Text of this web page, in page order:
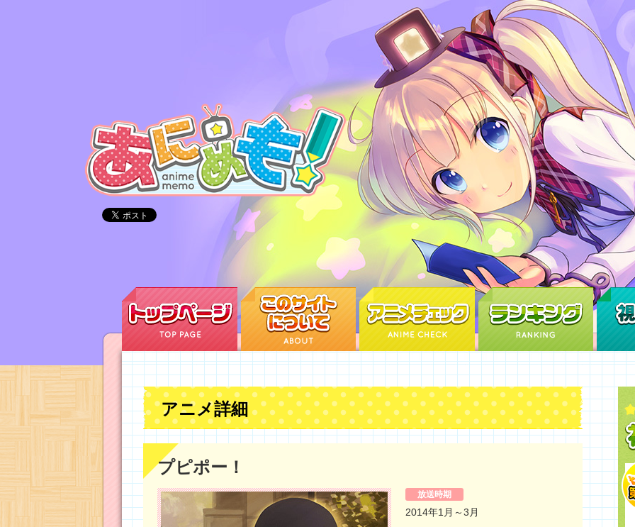
アニメ詳細
プピポー！
放送時期
2014年1月～3月